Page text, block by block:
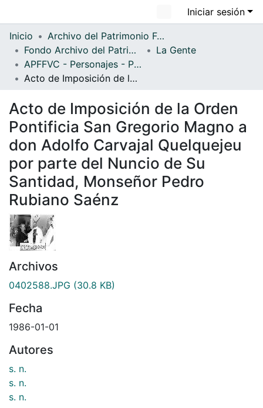
Todo DSpace
Estadísticas
Iniciar sesión
Inicio
Archivo del Patrimonio Fotográfico y Fílmico del Valle del Cauca
Fondo Archivo del Patrimonio Fotográfico y Fílmico del Valle del Cauca
La Gente
APFFVC - Personajes - Patrimonial
Acto de Imposición de la Orden Pontificia San Gregorio Magno a don Adolfo Carvajal Quelquejeu por parte del Nuncio de Su Santidad, Monseñor Pedro Rubiano Saénz
Acto de Imposición de la Orden
Pontificia San Gregorio Magno a
don Adolfo Carvajal Quelquejeu
por parte del Nuncio de Su
Santidad, Monseñor Pedro
Rubiano Saénz
Archivos
0402588.JPG (30.8 KB)
Fecha
1986-01-01
Autores
s. n.
s. n.
s. n.